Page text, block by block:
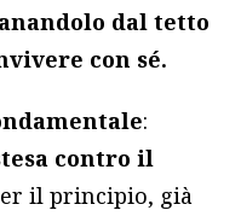
dal tetto
con sé.
:
contro il
il principio, già